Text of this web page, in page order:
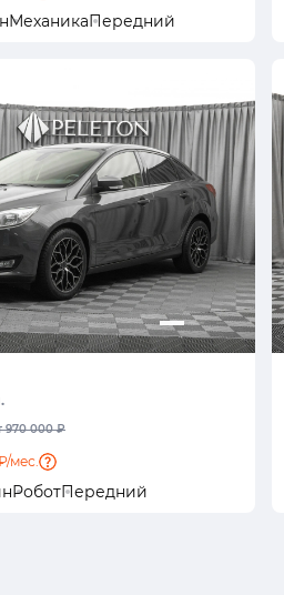
МеханикаПередний
970 000 ₽
мес.
РоботПередний